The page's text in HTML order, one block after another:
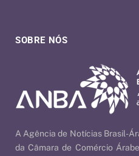
SOBRE NÓS
A Agência de Notícias Brasil-
da Câmara de Comércio